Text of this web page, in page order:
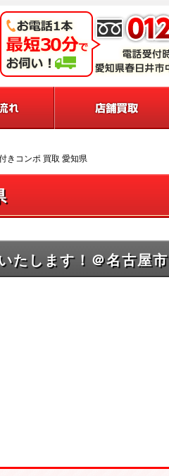
きコンポ 買取 愛知県
たします！＠名古屋市